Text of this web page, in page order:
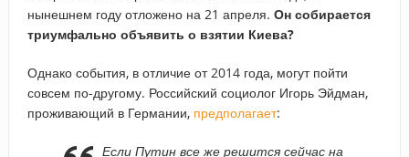
нынешнем году отложено на 21 апреля. Он собирается
триумфально объявить о взятии Киева?
Однако события, в отличие от 2014 года, могут пойти
совсем по-другому. Российский социолог Игорь Эйдман,
проживающий в Германии, предполагает:
Если Путин все же решится сейчас на